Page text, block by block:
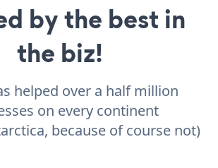
by the best in
the biz!
helped over a half million
on every continent
because of course not)